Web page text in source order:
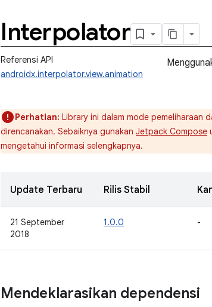
Interpolator
Referensi API
androidx.interpolator.view.animation
Perhatian: Library ini dalam mode pemeliharaan
direncanakan. Sebaiknya gunakan Jetpack Compose
mengetahui informasi selengkapnya.
Update Terbaru Rilis Stabil
21 September
2018
1.0.0 -
Mendeklarasikan dependensi